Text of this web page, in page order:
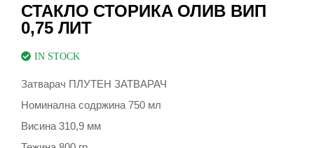
СТАКЛО СТОРИКА ОЛИВ ВИП
0,75 ЛИТ
IN STOCK
Затварач ПЛУТЕН ЗАТВАРАЧ
Номинална содржина 750 мл
Висина 310,9 мм